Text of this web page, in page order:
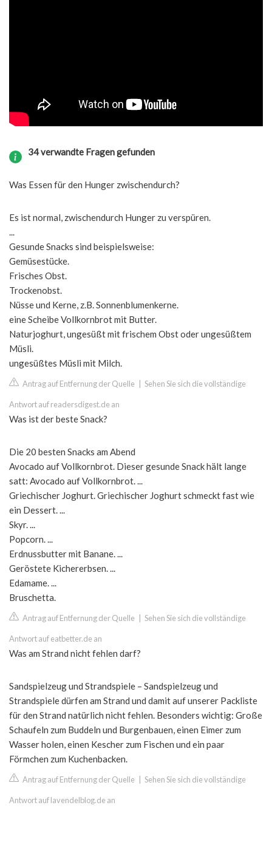
34 verwandte Fragen gefunden
Was Essen für den Hunger zwischendurch?
Es ist normal, zwischendurch Hunger zu verspüren.
...
Gesunde Snacks sind beispielsweise:
Gemüsestücke.
Frisches Obst.
Trockenobst.
Nüsse und Kerne, z.B. Sonnenblumenkerne.
eine Scheibe Vollkornbrot mit Butter.
Naturjoghurt, ungesüßt mit frischem Obst oder ungesüßtem
Müsli.
ungesüßtes Müsli mit Milch.
Antrag auf Entfernung der Quelle Sehen Sie sich die vollständige
Antwort auf readersdigest.de an
Was ist der beste Snack?
Die 20 besten Snacks am Abend
Avocado auf Vollkornbrot. Dieser gesunde Snack hält lange
satt: Avocado auf Vollkornbrot. ...
Griechischer Joghurt. Griechischer Joghurt schmeckt fast wie
ein Dessert. ...
Skyr. ...
Popcorn. ...
Erdnussbutter mit Banane. ...
Geröstete Kichererbsen. ...
Edamame. ...
Bruschetta.
Antrag auf Entfernung der Quelle Sehen Sie sich die vollständige
Antwort auf eatbetter.de an
Was am Strand nicht fehlen darf?
Sandspielzeug und Strandspiele – Sandspielzeug und
Strandspiele dürfen am Strand und damit auf unserer Packliste
für den Strand natürlich nicht fehlen. Besonders wichtig: Große
Schaufeln zum Buddeln und Burgenbauen, einen Eimer zum
Wasser holen, einen Kescher zum Fischen und ein paar
Förmchen zum Kuchenbacken.
Antrag auf Entfernung der Quelle Sehen Sie sich die vollständige
Antwort auf lavendelblog.de an